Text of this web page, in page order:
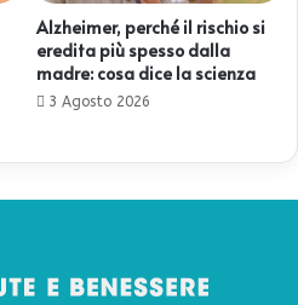
Alzheimer, perché il rischio si
eredita più spesso dalla
madre: cosa dice la scienza
3 Agosto 2026